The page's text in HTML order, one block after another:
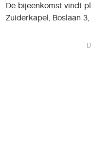
De bijeenkomst vindt
Zuiderkapel, Boslaan 3,